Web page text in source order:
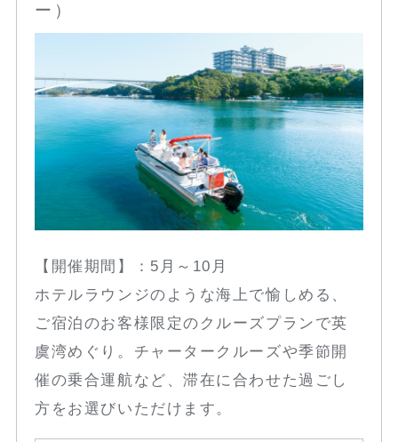
ー）
【開催期間】：5月～10月
ホテルラウンジのような海上で愉しめる、
ご宿泊のお客様限定のクルーズプランで英
虞湾めぐり。チャータークルーズや季節開
催の乗合運航など、滞在に合わせた過ごし
方をお選びいただけます。